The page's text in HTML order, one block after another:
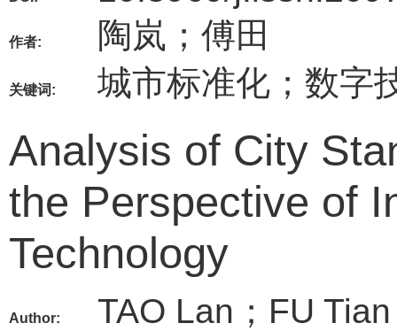
作者: 陶岚；傅田
关键词: 城市标准化；数字
Analysis of City
the Perspective of
Technology
Author: TAO Lan；FU Tian